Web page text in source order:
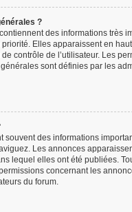
?
des informations très
Elles apparaissent en
contrôle de l’utilisateur. Les
sont définies par les
souvent des informations
Les annonces
lequel elles ont été publiées.
concernant les
du forum.